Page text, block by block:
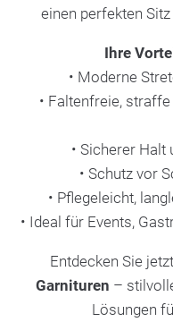
einen perfekten
Ihre
• Moderne
• Faltenfreie,
• Sicherer Halt
• Schutz vor
• Pflegeleicht,
• Ideal für Events,
Entdecken Sie
Garnituren –
Lösungen